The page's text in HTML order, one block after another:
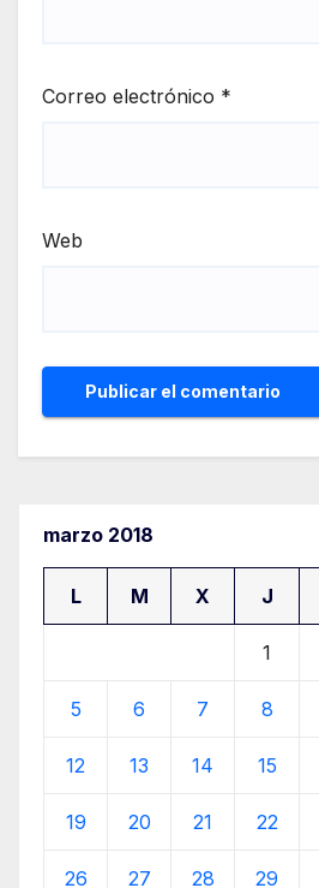
Correo electrónico *
Web
marzo 2018
L M X J
1
5 6 7 8
12 13 14 15
19 20 21 22
26 27 28 29